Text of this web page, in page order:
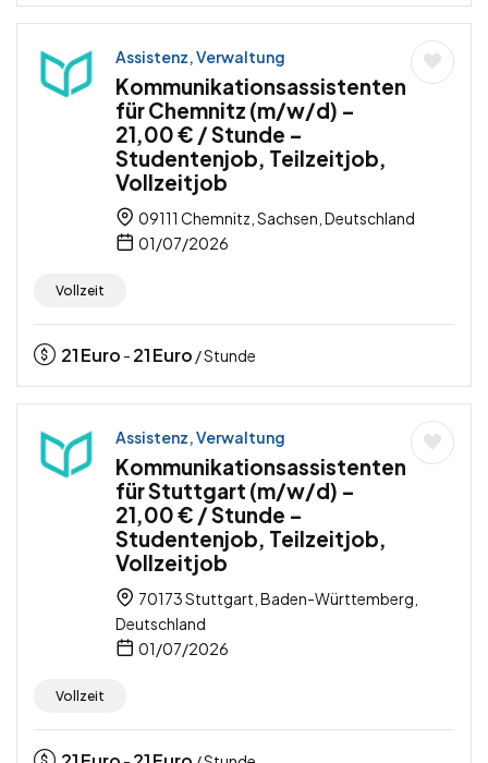
Assistenz, Verwaltung
Kommunikationsassistenten
für Chemnitz (m/w/d) –
21,00 € / Stunde –
Studentenjob, Teilzeitjob,
Vollzeitjob
09111 Chemnitz, Sachsen, Deutschland
01/07/2026
Vollzeit
21Euro - 21Euro / Stunde
Assistenz, Verwaltung
Kommunikationsassistenten
für Stuttgart (m/w/d) –
21,00 € / Stunde –
Studentenjob, Teilzeitjob,
Vollzeitjob
70173 Stuttgart, Baden-Württemberg,
Deutschland
01/07/2026
Vollzeit